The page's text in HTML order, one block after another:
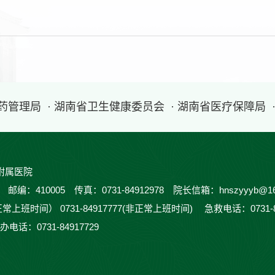
管理局 · 湖南省卫生健康委员会 · 湖南省医疗保障局
属医院
邮编：410005 传真：0731-84912978 院长信箱：
常上班时间） 0731-84917777(非正常上班时间) 急救电话：
电话：0731-84917729